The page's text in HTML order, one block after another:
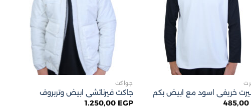
خريفى اسود مع ابيض بكم
485,00
جواكت
جاكت فيرناتشى ابيض وتربروف
1.250,00 EGP